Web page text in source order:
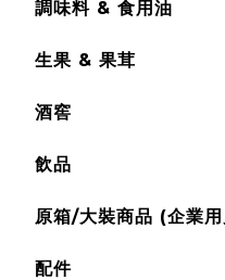
調味料 & 食用油
生果 & 果茸
酒窖
飲品
原箱/大裝商品 (企業
配件